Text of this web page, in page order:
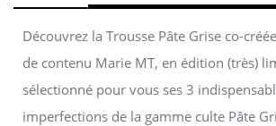
Découvrez la Trousse Pâte Grise co-
de contenu Marie MT, en édition (très)
sélectionné pour vous ses 3
imperfections de la gamme culte Pâte